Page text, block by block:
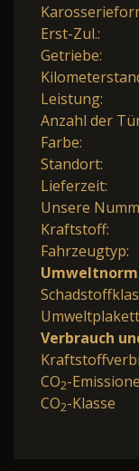
Erst-Zul.:
Getriebe:
Leistung:
Anzahl der
Farbe:
Standort:
Lieferzeit:
Unsere
Kraftstoff:
Fahrzeugtyp:
Verbrauch
CO2-
CO2-Klasse